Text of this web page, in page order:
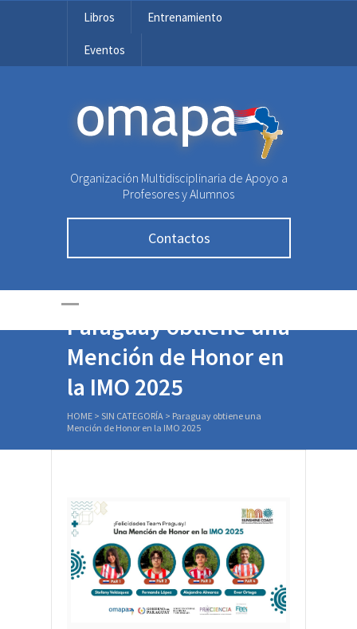
Libros Entrenamiento
Eventos
OMAPA
Organización Multidisciplinaria de Apoyo a
Profesores y Alumnos
Contactos
Paraguay obtiene una
Mención de Honor en
la IMO 2025
HOME > SIN CATEGORÍA > Paraguay obtiene una
Mención de Honor en la IMO 2025